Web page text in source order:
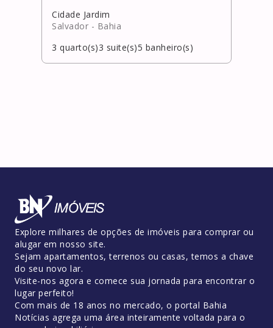
Cidade Jardim
Salvador - Bahia
3 quarto(s)3 suite(s)5 banheiro(s)
Explore milhares de opções de imóveis para comprar ou
alugar em nosso site.
Sejam apartamentos, terrenos ou casas, temos a chave
do seu novo lar.
Visite-nos agora e comece sua jornada para encontrar o
lugar perfeito!
Com mais de 18 anos no mercado, o portal Bahia
Notícias agrega uma área inteiramente voltada para o